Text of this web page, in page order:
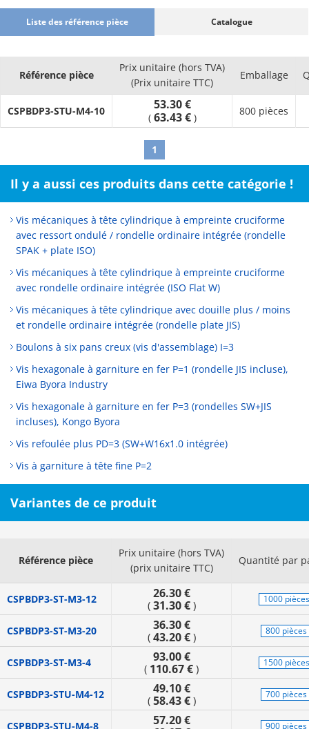
Liste des référence pièce Catalogue
Référence pièce
Prix unitaire (hors TVA)
(Prix unitaire TTC)
Emballage
CSPBDP3-STU-M4-10 53.30 €
( 63.43 € )
800 pièces
1
Il y a aussi ces produits dans cette catégorie !
Vis mécaniques à tête cylindrique à empreinte cruciforme
avec ressort ondulé / rondelle ordinaire intégrée (rondelle
SPAK + plate ISO)
Vis mécaniques à tête cylindrique à empreinte cruciforme
avec rondelle ordinaire intégrée (ISO Flat W)
Vis mécaniques à tête cylindrique avec douille plus / moins
et rondelle ordinaire intégrée (rondelle plate JIS)
Boulons à six pans creux (vis d'assemblage) I=3
Vis hexagonale à garniture en fer P=1 (rondelle JIS incluse),
Eiwa Byora Industry
Vis hexagonale à garniture en fer P=3 (rondelles SW+JIS
incluses), Kongo Byora
Vis refoulée plus PD=3 (SW+W16x1.0 intégrée)
Vis à garniture à tête fine P=2
Variantes de ce produit
Référence pièce
Prix unitaire (hors TVA)
(prix unitaire TTC)
Quantité par
CSPBDP3-ST-M3-12 26.30 €
( 31.30 €) 1000 pièces
CSPBDP3-ST-M3-20 36.30 €
( 43.20 €) 800 pièces
CSPBDP3-ST-M3-4 93.00 €
( 110.67 € ) 1500 pièces
CSPBDP3-STU-M4-12 49.10 €
( 58.43 €) 700 pièces
CSPBDP3-STU-M4-8 57.20 € 900 pièces